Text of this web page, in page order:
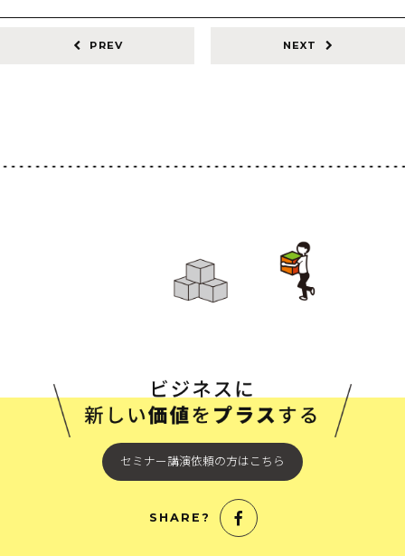
PREV NEXT
セミナー講演依頼の方はこちら
SHARE?